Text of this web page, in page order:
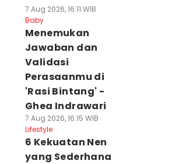
7 Aug 2026, 16:11 WIB
Baby
Menemukan
Jawaban dan
Validasi
Perasaanmu di
'Rasi Bintang' -
Ghea Indrawari
7 Aug 2026, 16:15 WIB
Lifestyle
6 Kekuatan Nen
yang Sederhana